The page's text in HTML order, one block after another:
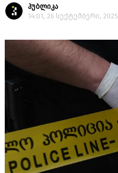
პუბლიკა
14:01, 26 სექტემბერი, 2025